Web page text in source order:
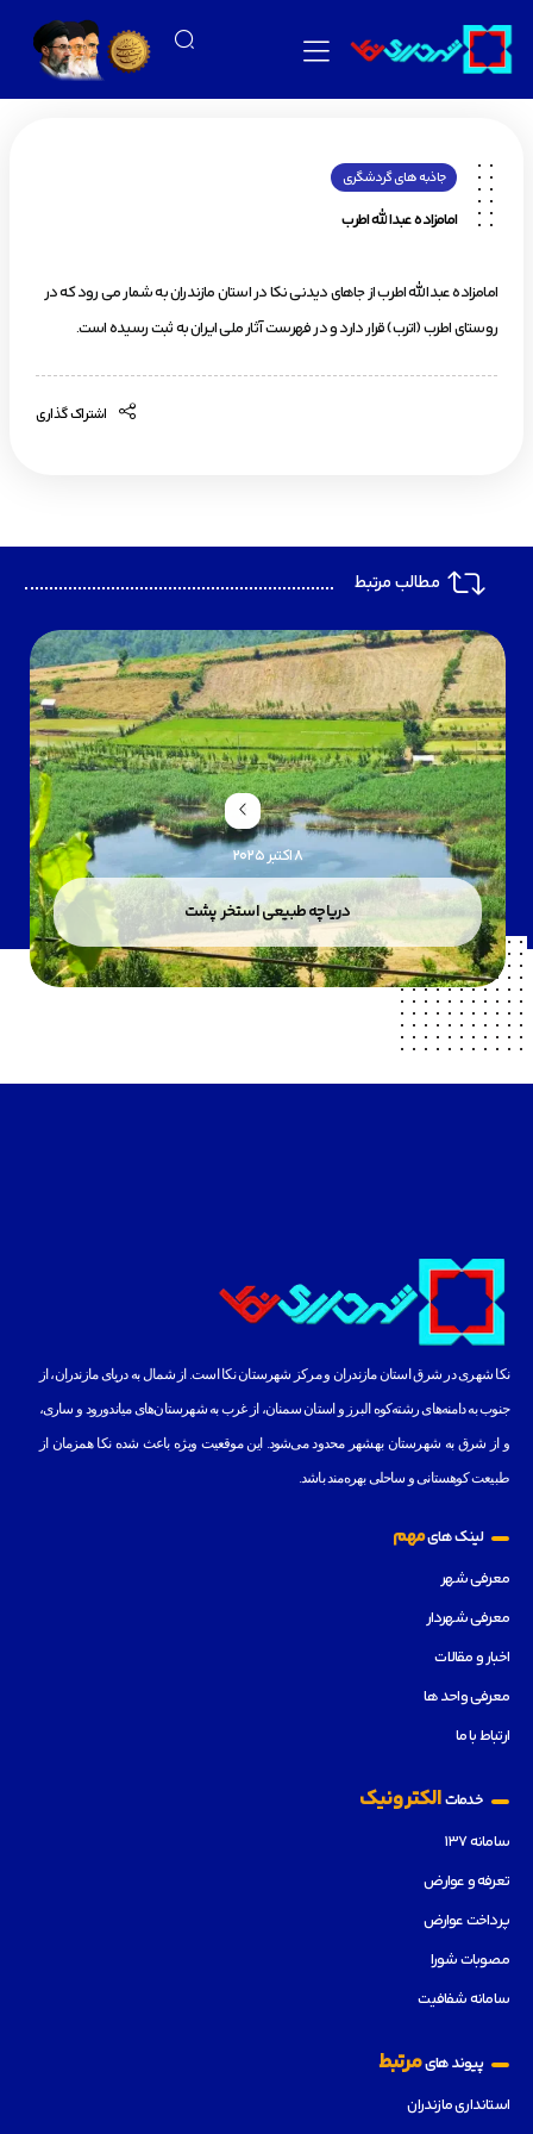
جاذبه های گردشگری
امامزاده عبدالله اطرب
امامزاده عبدالله اطرب از جاهای دیدنی نکا در استان مازندران به شمار می رود که در
روستای اطرب (اترب) قرار دارد و در فهرست آثار ملی ایران به ثبت رسیده است.
اشتراک گذاری
مطالب مرتبط
8 اکتبر 2025
دریاچه طبیعی استخر پشت
نکا شهری در شرق استان مازندران و مرکز شهرستان نکا است. از شمال به دریای مازندران، از
جنوب به دامنه‌های رشته‌کوه البرز و استان سمنان، از غرب به شهرستان‌های میاندورود و ساری،
و از شرق به شهرستان بهشهر محدود می‌شود. این موقعیت ویژه باعث شده نکا همزمان از
طبیعت کوهستانی و ساحلی بهره‌مند باشد.
لینک هایمهم
معرفی شهر
معرفی شهردار
اخبار و مقالات
معرفی واحد ها
ارتباط با ما
خدماتالکترونیک
سامانه ۱۳۷
تعرفه و عوارض
پرداخت عوارض
مصوبات شورا
سامانه شفافیت
پیوند هایمرتبط
استانداری مازندران